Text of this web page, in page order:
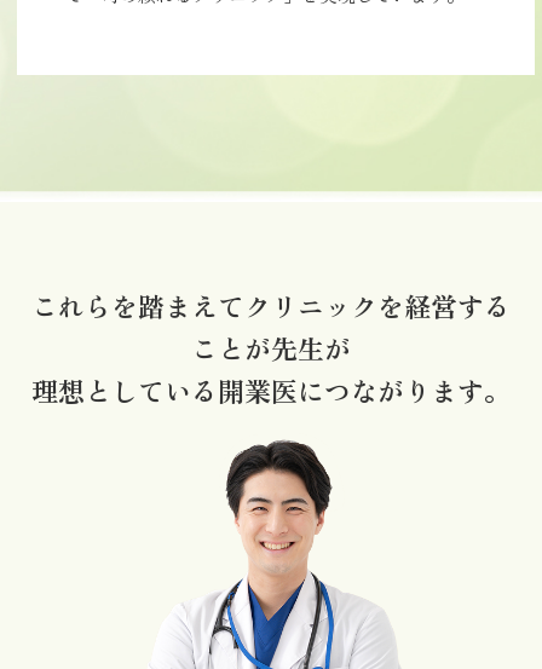
これらを踏まえてクリニックを経営する
ことが先生が
理想としている開業医につながります。